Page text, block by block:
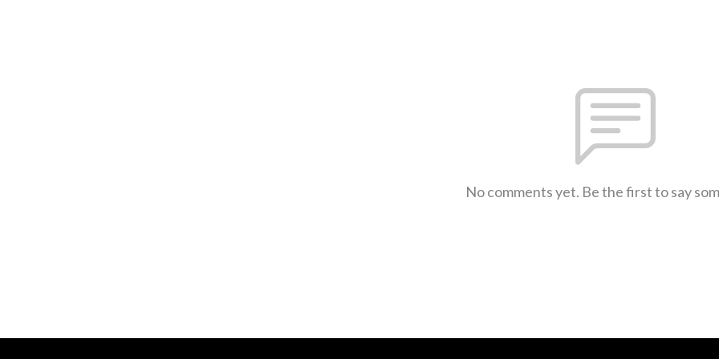
No comments yet. Be the first to say